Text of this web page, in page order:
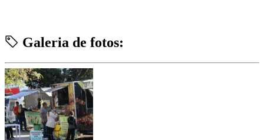
Galeria de fotos: